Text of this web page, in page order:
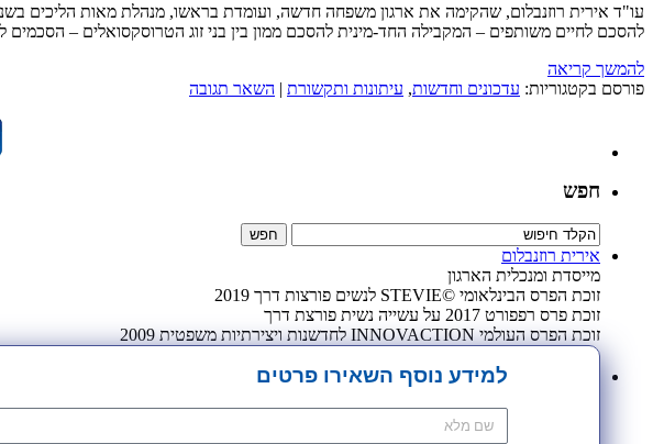
עו"ד אירית רוזנבלום, שהקימה את ארגון משפחה חדשה, ועומדת בראשו, מנהלת מאות הליכים
להסכם לחיים משותפים – המקבילה החד-מינית להסכם ממון בין בני זוג הטרוסקסואלים –
להמשך קריאה
פורסם בקטגוריות: עדכונים וחדשות, עיתונות ותקשורת | השאר תגובה
חפש
אירית רוזנבלום
מייסדת ומנכלית הארגון
זוכת הפרס הבינלאומי ©STEVIE לנשים פורצות דרך 2019
זוכת פרס רפפורט 2017 על עשייה נשית פורצת דרך
זוכת הפרס העולמי INNOVACTION לחדשנות ויצירתיות משפטית 2009
למידע נוסף השאירו פרטים